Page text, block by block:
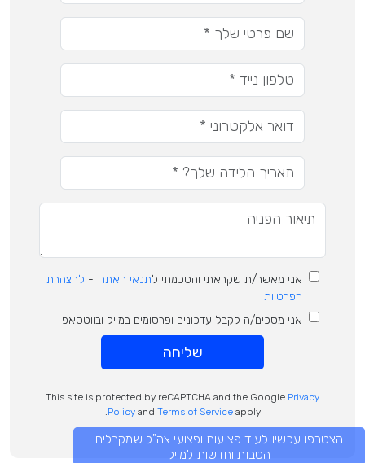
אני מאשר/ת שקראתי והסכמתי לתנאי האתר ו- להצהרת
הפרטיות
אני מסכים/ה לקבל עדכונים ופרסומים במייל ובווטסאפ
שליחה
This site is protected by reCAPTCHA and the Google Privacy
Policyand Terms of Serviceapply.
הצטרפו עכשיו לעוד פצועות ופצועי צה"ל שמקבלים
הטבות וחדשות למייל